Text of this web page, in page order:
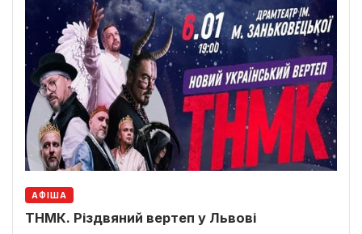
АФІША
ТНМК. Різдвяний вертеп у Львові